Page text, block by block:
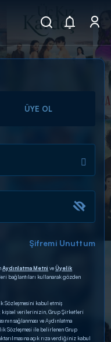
ÜYE OL
Şifremi Unuttum
Aydınlatma Metni veÜyelik
bağlantıları kullanarak gözden
Sözleşmesini kabul etmiş
kişisel verilerinizin, Grup Şirketleri
sağlanması ve Aydınlatma
Sözleşmesi ile belirlenen Grup
açık rıza verdiğiniz kabul